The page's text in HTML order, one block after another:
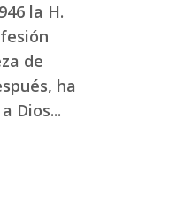
la H.
de
ha
Dios...